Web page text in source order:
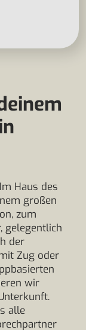
Haus des
großen
zum
gelegentlich
der
Zug oder
wir
alle